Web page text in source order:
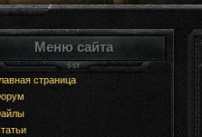
Меню сайта
страница